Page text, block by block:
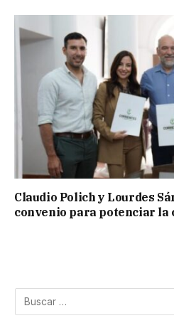
Claudio Polich y Lourdes
convenio para potenciar